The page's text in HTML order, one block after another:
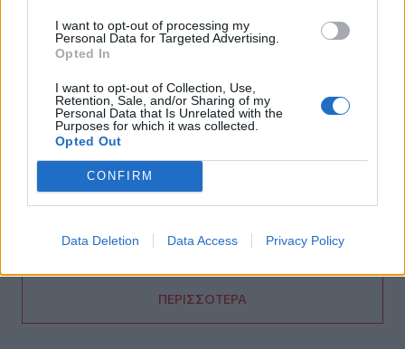
I want to opt-out of processing my
Personal Data for Targeted Advertising.
Opted In
I want to opt-out of Collection, Use,
Retention, Sale, and/or Sharing of my
Personal Data that Is Unrelated with the
Purposes for which it was collected.
Opted Out
CONFIRM
Data Deletion Data Access Privacy Policy
07:59
Κολομβία εξαιτίας των πυρκαγιών
Φωτιά σε εγκαταστάσεις της Aramco στη Σαουδική
Αραβία
07:45
των drones μετά το περιστατικό σε αεροδρόμιο
ΠΕΡΙΣΣΟΤΕΡΑ